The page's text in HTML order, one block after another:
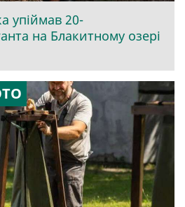
упіймав 20-
на Блакитному озері